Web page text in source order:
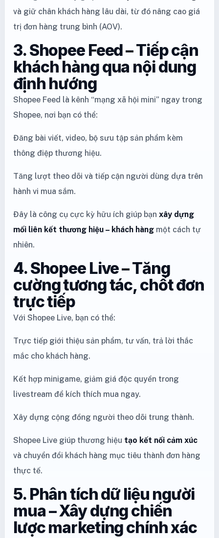
và giữ chân khách hàng lâu dài, từ đó nâng cao giá
trị đơn hàng trung bình (AOV).
3. Shopee Feed – Tiếp cận
khách hàng qua nội dung
định hướng
Shopee Feed là kênh “mạng xã hội mini” ngay trong
Shopee, nơi bạn có thể:
Đăng bài viết, video, bộ sưu tập sản phẩm kèm
thông điệp thương hiệu.
Tăng lượt theo dõi và tiếp cận người dùng dựa trên
hành vi mua sắm.
Đây là công cụ cực kỳ hữu ích giúp bạn xây dựng
mối liên kết thương hiệu – khách hàng một cách tự
nhiên.
4. Shopee Live – Tăng
cường tương tác, chốt đơn
trực tiếp
Với Shopee Live, bạn có thể:
Trực tiếp giới thiệu sản phẩm, tư vấn, trả lời thắc
mắc cho khách hàng.
Kết hợp minigame, giảm giá độc quyền trong
livestream để kích thích mua ngay.
Xây dựng cộng đồng người theo dõi trung thành.
Shopee Live giúp thương hiệu tạo kết nối cảm xúc
và chuyển đổi khách hàng mục tiêu thành đơn hàng
thực tế.
5. Phân tích dữ liệu người
mua – Xây dựng chiến
lược marketing chính xác